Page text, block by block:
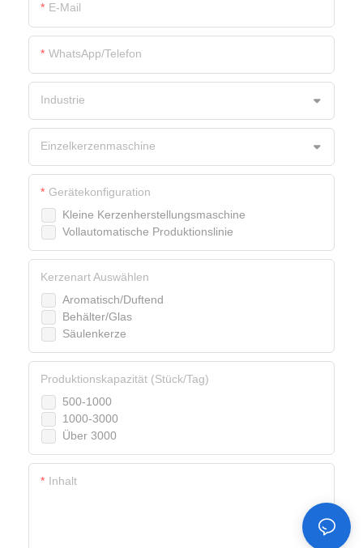
E-Mail
WhatsApp/Telefon
Industrie
Einzelkerzenmaschine
Kleine Kerzenherstellungsmaschine
Vollautomatische Produktionslinie
Gerätekonfiguration
Aromatisch/Duftend
Behälter/Glas
Säulenkerze
Kerzenart Auswählen
500-1000
1000-3000
Über 3000
Produktionskapazität (Stück/Tag)
Inhalt